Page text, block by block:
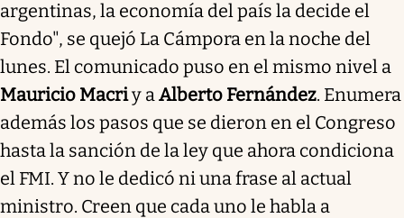
argentinas, la economía del país la decide el
Fondo", se quejó La Cámpora en la noche del
lunes. El comunicado puso en el mismo nivel a
Mauricio Macriy aAlberto Fernández. Enumera
además los pasos que se dieron en el Congreso
hasta la sanción de la ley que ahora condiciona
el FMI. Y no le dedicó ni una frase al actual
ministro. Creen que cada uno le habla a